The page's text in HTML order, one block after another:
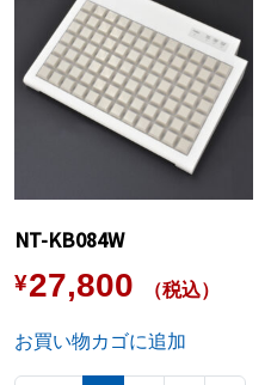
NT-KB084W
¥27,800 （税込）
お買い物カゴに追加